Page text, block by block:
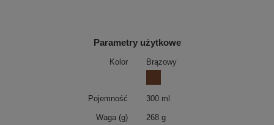
Parametry użytkowe
Kolor Brązowy
Pojemność 300 ml
Waga (g) 268 g